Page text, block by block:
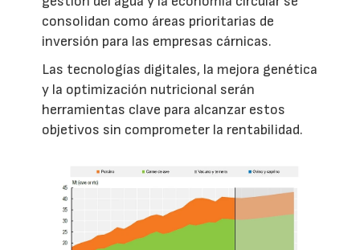
consolidan como áreas prioritarias de
inversión para las empresas cárnicas.
Las tecnologías digitales, la mejora genética
y la optimización nutricional serán
herramientas clave para alcanzar estos
objetivos sin comprometer la rentabilidad.